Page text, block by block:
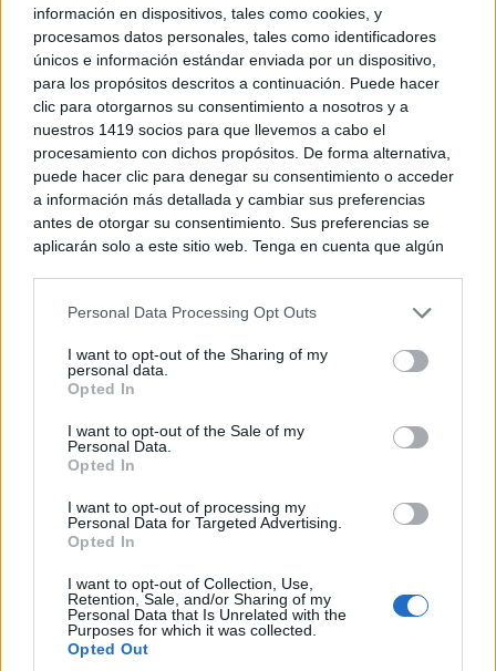
información en dispositivos, tales como cookies, y
procesamos datos personales, tales como identificadores
únicos e información estándar enviada por un dispositivo,
para los propósitos descritos a continuación. Puede hacer
clic para otorgarnos su consentimiento a nosotros y a
nuestros 1419 socios para que llevemos a cabo el
procesamiento con dichos propósitos. De forma alternativa,
puede hacer clic para denegar su consentimiento o acceder
a información más detallada y cambiar sus preferencias
antes de otorgar su consentimiento. Sus preferencias se
aplicarán solo a este sitio web. Tenga en cuenta que algún
rechazar tal procesamiento. Puede cambiar sus preferencias
a este sitio y haciendo clic en el botón "Privacidad" en la
parte inferior de la página web.
Please note that this website/app uses one or more Google
services and may gather and store information including but
not limited to your visit or usage behaviour. You may click to
use your data for below specified purposes in below Google
consent section.
Personal Data Processing Opt Outs
I want to opt-out of the Sharing of my
personal data.
Opted In
I want to opt-out of the Sale of my
Personal Data.
Opted In
I want to opt-out of processing my
Personal Data for Targeted Advertising.
Opted In
I want to opt-out of Collection, Use,
Retention, Sale, and/or Sharing of my
Personal Data that Is Unrelated with the
Purposes for which it was collected.
Opted Out
«Jesús León Carrascosa» (300 euros) ha sido
para`AC la Unión de Porzuna´y el `Embrujo de
Cabañeros´.
Segundo premio con 600 euros patrocinado por
Casa Pepe (150 euros); Modas Sofía (100 euros) y el
Ayuntamiento de Miguelturra (350 euros) ha ido a
parara Puertollano con la `AC Mekari Soul´y su
`Alma Minera´.
Tercer Premiocon 500 euros patrocinado por
Cepsa La Estrella, ha recaído en`AC los Traviesos»
batalla de Cagayán´.
Cuarto premiocon 400 euros patrocinado por
Globalcaja para`AC male Mia» de Socuéllamos
su `Lado Oscuro de los Cuentos´.